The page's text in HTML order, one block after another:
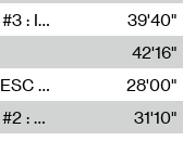
Sous le paysage - Habiter les éléments #3 : Interprétations, rituels et symboliques des éléments
39'40"
42'16"
Radia Show #1107 : Art's Birthday 26 at ESC - Medien Kunst Labor
28'00"
Sous le paysage - Habiter les éléments #2 : Vers le tournant élémentaire
31'10"